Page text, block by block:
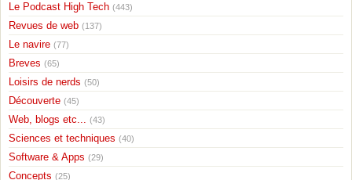
Le Podcast High Tech (443)
Revues de web (137)
Le navire (77)
Breves (65)
Loisirs de nerds (50)
Découverte (45)
Web, blogs etc... (43)
Sciences et techniques (40)
Software & Apps (29)
Concepts (25)